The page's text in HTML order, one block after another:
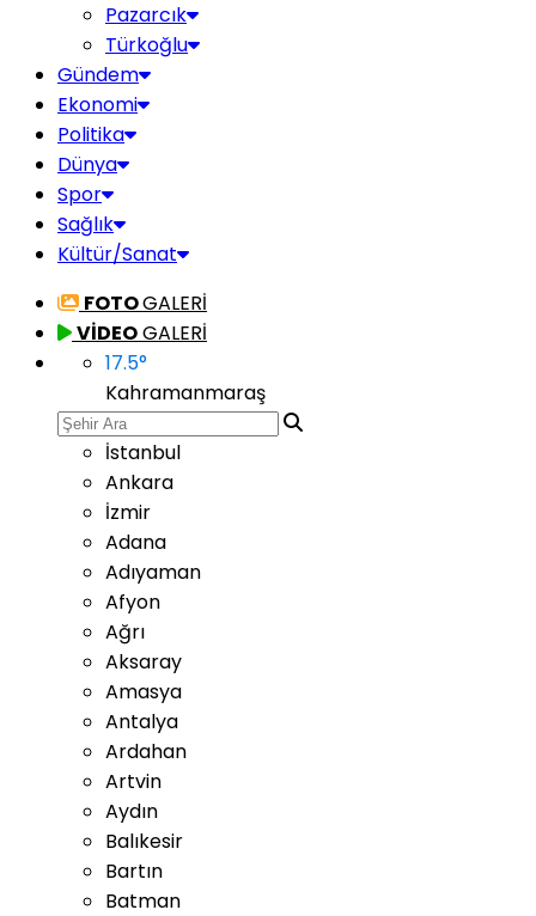
Pazarcık
Türkoğlu
Gündem
Ekonomi
Politika
Dünya
Spor
Sağlık
Kültür/Sanat
FOTOGALERİ
VİDEOGALERİ
17.5°
Kahramanmaraş
İstanbul
Ankara
İzmir
Adana
Adıyaman
Afyon
Ağrı
Aksaray
Amasya
Antalya
Ardahan
Artvin
Aydın
Balıkesir
Bartın
Batman